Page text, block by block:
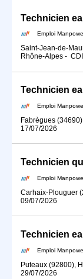
Technicien
Emploi
Saint-Jean-de-
Rhône-Alpes - CDI
Technicien
Emploi
Fabrègues
17/07/2026
Emploi
Carhaix-Plouguer
09/07/2026
Emploi
Puteaux (92800),
29/07/2026